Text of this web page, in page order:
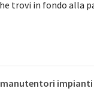
trovi in fondo alla
impianti